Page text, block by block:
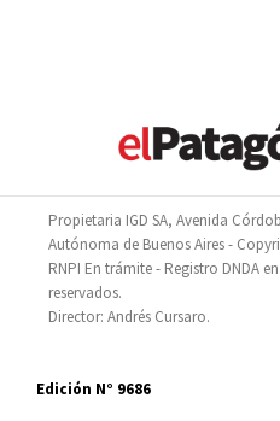
Propietaria IGD SA, Avenida
Autónoma de Buenos Aires -
RNPI En trámite - Registro DNDA
reservados.
Director: Andrés Cursaro.
Edición N° 9686